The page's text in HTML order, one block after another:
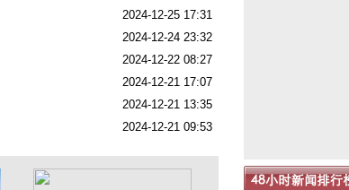
2024-12-25 17:31
2024-12-24 23:32
2024-12-22 08:27
2024-12-21 17:07
2024-12-21 13:35
2024-12-21 09:53